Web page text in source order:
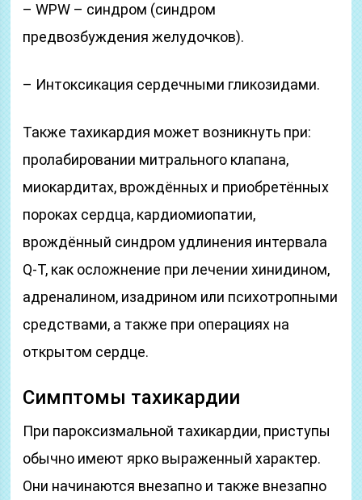
– WPW – синдром (синдром
предвозбуждения желудочков).
– Интоксикация сердечными гликозидами.
Также тахикардия может возникнуть при:
пролабировании митрального клапана,
миокардитах, врождённых и приобретённых
пороках сердца, кардиомиопатии,
врождённый синдром удлинения интервала
Q-T, как осложнение при лечении хинидином,
адреналином, изадрином или психотропными
средствами, а также при операциях на
открытом сердце.
Симптомы тахикардии
При пароксизмальной тахикардии, приступы
обычно имеют ярко выраженный характер.
Они начинаются внезапно и также внезапно